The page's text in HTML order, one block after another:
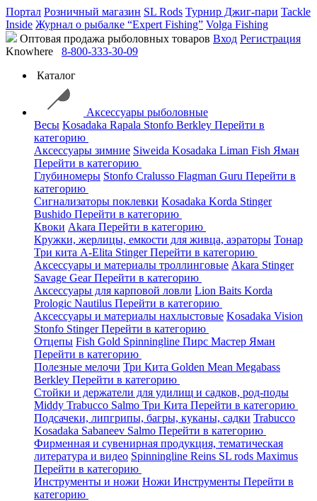
Портал Розничный магазин SL Rods Турнир Джиг-пари Tackle
Inside Журнал о рыбалке “Expert Fishing” Volga Fishing
Оптовая продажа рыболовных товаров Вход Регистрация
Knowhere
8-800-333-30-09
Каталог
Аксессуары рыболовные
Весы Kosadaka Rapala Stonfo Berkley Перейти в
категорию
Аксессуары зимние Siweida Kosadaka Liman Fish Яман
Перейти в категорию
Глубиномеры Stonfo Cralusso Flagman Guru Перейти в
категорию
Сигнализаторы поклевки Kosadaka Korda Stinger
Bushido Перейти в категорию
Квоки Akara Перейти в категорию
Кружки, жерлицы, емкости для живца, аэраторы Тонар
Три кита A-Elita StingerПерейти в категорию
Аксессуары и материалы троллинговые Akara Stinger
Savage GearПерейти в категорию
Аксессуары для карповой ловли Lion Baits Korda
Prologic Nautilus Перейти в категорию
Аксессуары и материалы нахлыстовые Kosadaka Vision
Stonfo StingerПерейти в категорию
Отцепы Fish Gold Spinningline Пирс Мастер Яман
Перейти в категорию
Полезные мелочи Три Кита Golden Mean Megabass
Berkley Перейти в категорию
Стойки и держатели для удилищ и садков, род-поды
Middy Trabucco Salmo Три Кита Перейти в категорию
Подсачеки, липгрипы, багры, куканы, садки Trabucco
Kosadaka Sabaneev Salmo Перейти в категорию
Фирменная и сувенирная продукция, тематическая
литература и видео Spinningline Reins SL rods Maximus
Перейти в категорию
Инструменты и ножи Ножи Инструменты Перейти в
категорию